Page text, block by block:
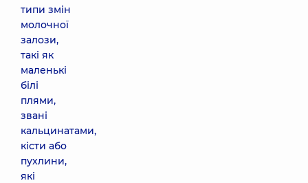
типи змін
молочної
залози,
такі як
маленькі
білі
плями,
звані
кальцинатами,
кісти або
пухлини,
які